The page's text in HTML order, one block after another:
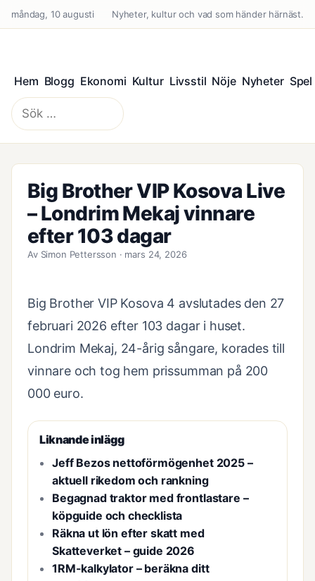
måndag, 10 augusti Nyheter, kultur och vad som händer härnäst.
Hem Blogg Ekonomi Kultur Livsstil Nöje Nyheter Spel
Sök
efter:
Big Brother VIP Kosova Live
– Londrim Mekaj vinnare
efter 103 dagar
Av Simon Pettersson · mars 24, 2026
Big Brother VIP Kosova 4 avslutades den 27
februari 2026 efter 103 dagar i huset.
Londrim Mekaj, 24-årig sångare, korades till
vinnare och tog hem prissumman på 200
000 euro.
Liknande inlägg
Jeff Bezos nettoförmögenhet 2025 –
aktuell rikedom och rankning
Begagnad traktor med frontlastare –
köpguide och checklista
Räkna ut lön efter skatt med
Skatteverket – guide 2026
1RM-kalkylator – beräkna ditt